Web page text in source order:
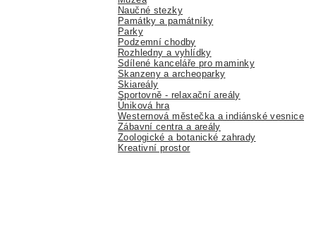
Naučné stezky
Památky a památníky
Parky
Podzemní chodby
Rozhledny a vyhlídky
Sdílené kanceláře pro maminky
Skanzeny a archeoparky
Skiareály
Sportovně - relaxační areály
Úniková hra
Westernová městečka a indiánské vesnice
Zábavní centra a areály
Zoologické a botanické zahrady
Kreativní prostor